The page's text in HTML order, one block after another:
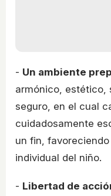
- Un ambiente
armónico, estético,
seguro, en el cual
cuidadosamente
un fin,
individual del niño.
- Libertad de